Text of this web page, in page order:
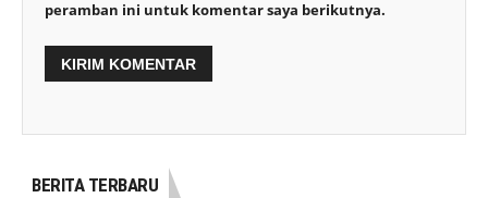
peramban ini untuk komentar saya berikutnya.
BERITA TERBARU